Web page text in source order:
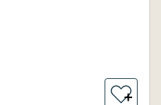
＋